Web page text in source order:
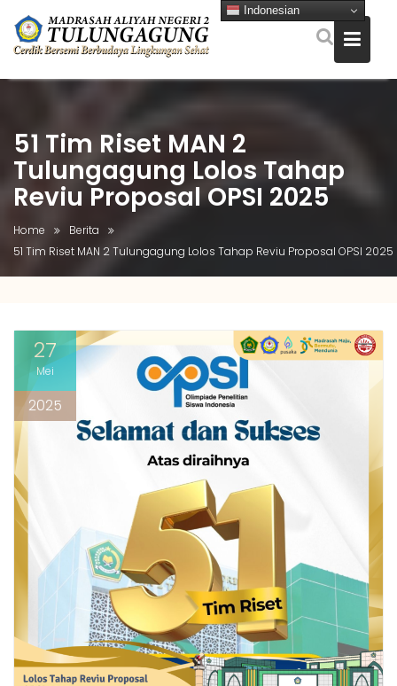
content
51 Tim Riset MAN 2
Tulungagung Lolos Tahap
Reviu Proposal OPSI 2025
Home
Berita
51 Tim Riset MAN 2 Tulungagung Lolos Tahap Reviu Proposal OPSI 2025
27
Mei
2025
Indonesian